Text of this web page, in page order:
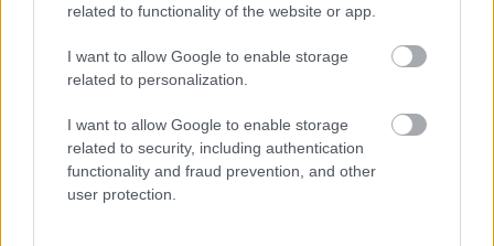
related to functionality of the website or app.
I want to allow Google to enable storage
related to personalization.
I want to allow Google to enable storage
related to security, including authentication
functionality and fraud prevention, and other
user protection.
Jön még kép!